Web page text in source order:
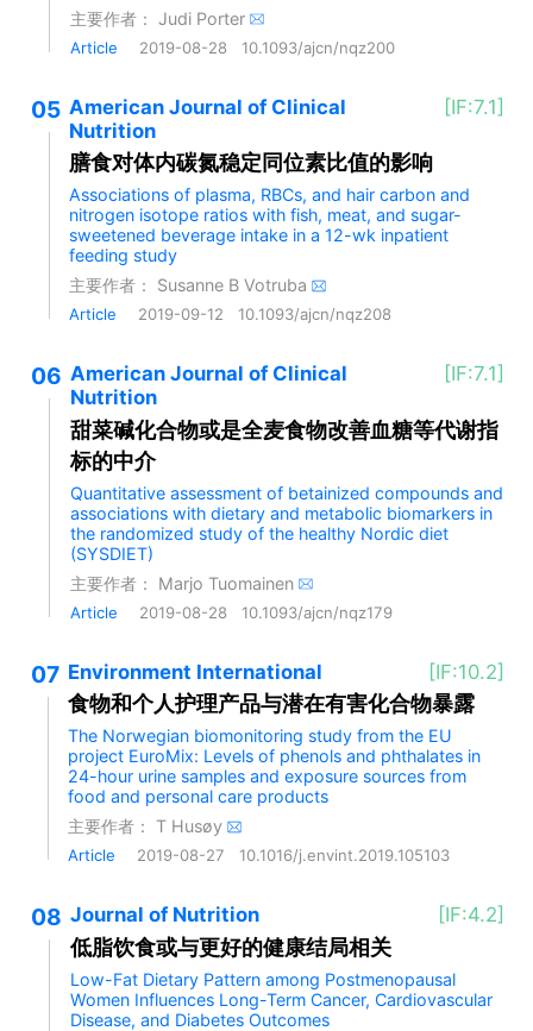
主要作者： Judi Porter
Article 2019-08-28 10.1093/ajcn/nqz200
05 American Journal of Clinical
Nutrition
[IF:7.1]
膳食对体内碳氮稳定同位素比值的影响
Associations of plasma, RBCs, and hair carbon and
nitrogen isotope ratios with fish, meat, and sugar-
sweetened beverage intake in a 12-wk inpatient
feeding study
主要作者： Susanne B Votruba
Article 2019-09-12 10.1093/ajcn/nqz208
06 American Journal of Clinical
Nutrition
[IF:7.1]
甜菜碱化合物或是全麦食物改善血糖等代谢指
标的中介
Quantitative assessment of betainized compounds and
associations with dietary and metabolic biomarkers in
the randomized study of the healthy Nordic diet
(SYSDIET)
主要作者： Marjo Tuomainen
Article 2019-08-28 10.1093/ajcn/nqz179
07 Environment International [IF:10.2]
食物和个人护理产品与潜在有害化合物暴露
The Norwegian biomonitoring study from the EU
project EuroMix: Levels of phenols and phthalates in
24-hour urine samples and exposure sources from
food and personal care products
主要作者：T Husøy
Article 2019-08-27 10.1016/j.envint.2019.105103
08 Journal of Nutrition [IF:4.2]
低脂饮食或与更好的健康结局相关
Low-Fat Dietary Pattern among Postmenopausal
Women Influences Long-Term Cancer, Cardiovascular
Disease, and Diabetes Outcomes